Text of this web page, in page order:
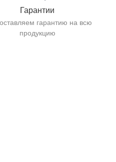
Гарантии
гарантию на всю
продукцию